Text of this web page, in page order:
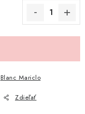
Blanc Mariclo
Zdieľať